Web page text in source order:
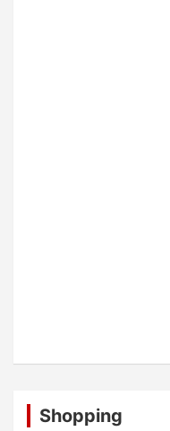
Shopping